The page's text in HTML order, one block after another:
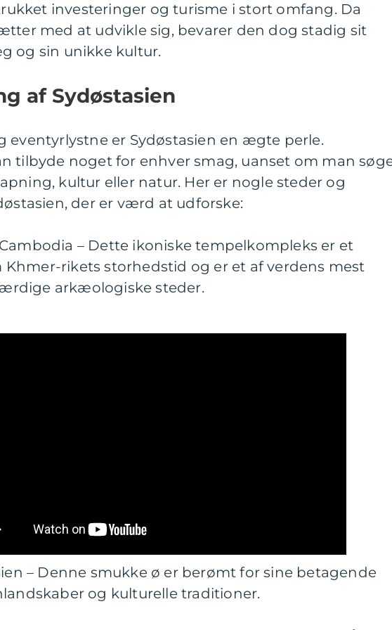
investeringer og turisme i stort omfang. Da
med at udvikle sig, bevarer den dog stadig sit
og sin unikke kultur.
af Sydøstasien
eventyrlystne er Sydøstasien en ægte perle.
tilbyde noget for enhver smag, uanset om man
kultur eller natur. Her er nogle steder og
der er værd at udforske:
– Dette ikoniske tempelkompleks er et
rikets storhedstid og er et af verdens mest
arkæologiske steder.
– Denne smukke ø er berømt for sine betagende
og kulturelle traditioner.